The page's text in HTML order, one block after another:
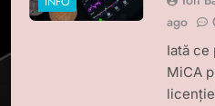
ago
Iată ce
MiCA